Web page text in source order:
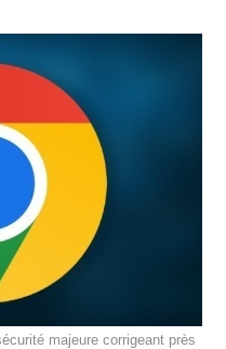
majeure corrigeant près